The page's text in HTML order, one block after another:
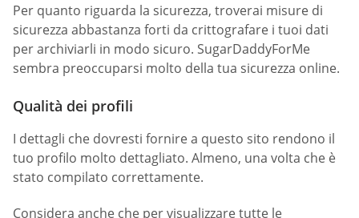
Per quanto riguarda la sicurezza, troverai misure di
sicurezza abbastanza forti da crittografare i tuoi dati
per archiviarli in modo sicuro. SugarDaddyForMe
sembra preoccuparsi molto della tua sicurezza online.
Qualità dei profili
I dettagli che dovresti fornire a questo sito rendono il
tuo profilo molto dettagliato. Almeno, una volta che è
stato compilato correttamente.
Considera anche che per visualizzare tutte le